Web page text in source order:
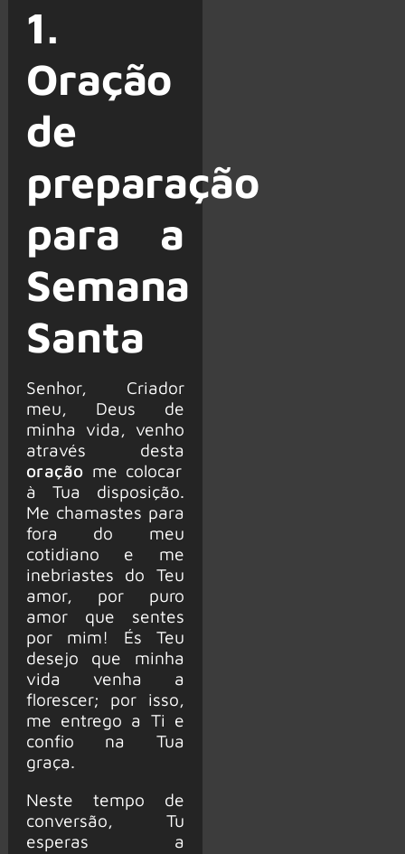
1.
Oração
de
preparação
para a
Semana
Santa
Senhor, Criador
meu, Deus de
minha vida, venho
através desta
oração me colocar
à Tua disposição.
Me chamastes para
fora do meu
cotidiano e me
inebriastes do Teu
amor, por puro
amor que sentes
por mim! És Teu
desejo que minha
vida venha a
florescer; por isso,
me entrego a Ti e
confio na Tua
graça.
Neste tempo de
conversão, Tu
esperas a